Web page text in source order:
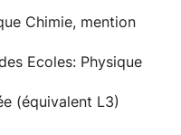
Chimie, mention
Ecoles: Physique
(équivalent L3)